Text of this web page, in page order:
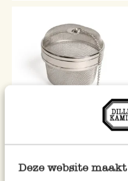
Deze website